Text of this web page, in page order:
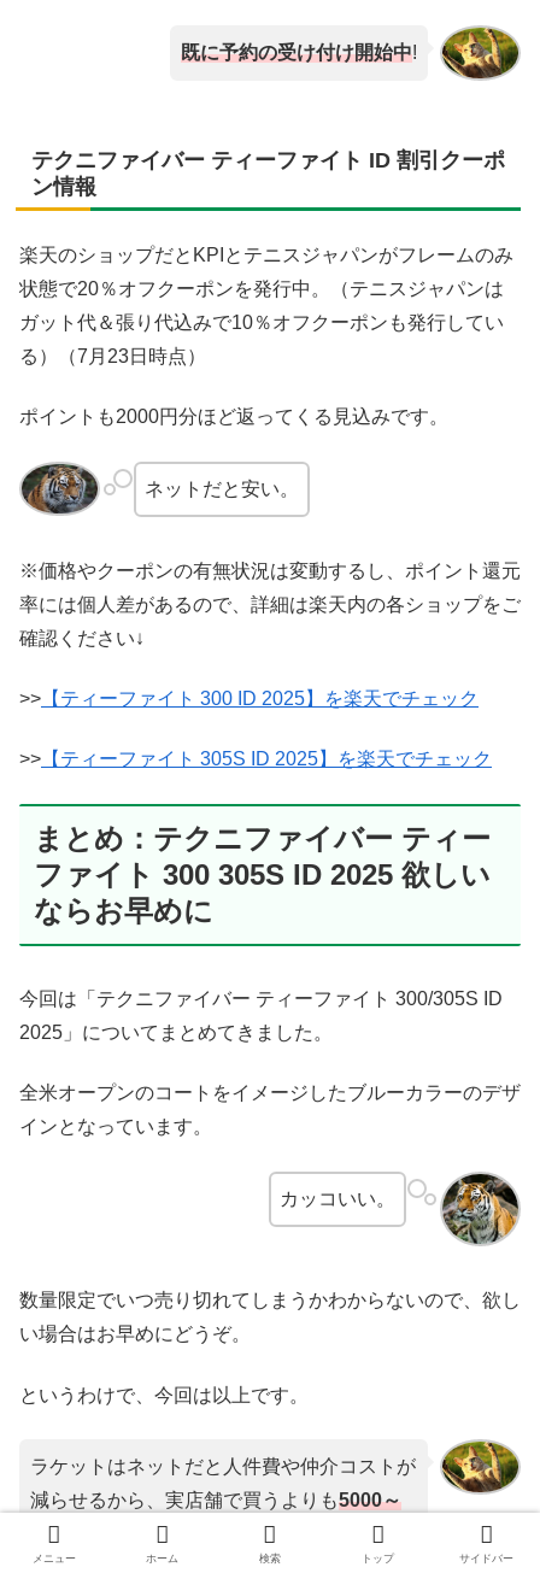
既に予約の受け付け開始中!
テクニファイバー ティーファイト ID 割引クーポ
ン情報
楽天のショップだとKPIとテニスジャパンがフレームのみ
状態で20％オフクーポンを発行中。（テニスジャパンは
ガット代＆張り代込みで10％オフクーポンも発行してい
る）（7月23日時点）
ポイントも2000円分ほど返ってくる見込みです。
ネットだと安い。
※価格やクーポンの有無状況は変動するし、ポイント還元
率には個人差があるので、詳細は楽天内の各ショップをご
確認ください↓
>> 【ティーファイト 300 ID 2025】を楽天でチェック
>> 【ティーファイト 305S ID 2025】を楽天でチェック
まとめ：テクニファイバー ティー
ファイト 300 305S ID 2025 欲しい
ならお早めに
今回は「テクニファイバー ティーファイト 300/305S ID
2025」についてまとめてきました。
全米オープンのコートをイメージしたブルーカラーのデザ
インとなっています。
カッコいい。
数量限定でいつ売り切れてしまうかわからないので、欲し
い場合はお早めにどうぞ。
というわけで、今回は以上です。
ラケットはネットだと人件費や仲介コストが
減らせるから、実店舗で買うよりも5000～
10000円
くらい安く手に入るよ!
メニュー ホーム 検索 トップ サイドバー